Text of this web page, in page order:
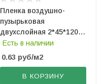
Пленка воздушно-
пузырьковая
двухслойная 2*45*120
(рез. по 40 см)
Есть в наличии
0.63 руб/м2
В КОРЗИНУ